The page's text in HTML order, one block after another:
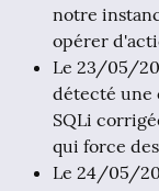
notre
opérer
Le 23/05/
détecté une
SQLi
qui force
Le 24/05/